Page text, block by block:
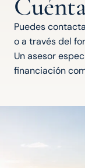
Puedes
o a través del
Un asesor
financiación